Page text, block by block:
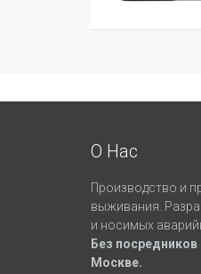
О Нас
Производство и
выживания.
и носимых
Без
Москве.